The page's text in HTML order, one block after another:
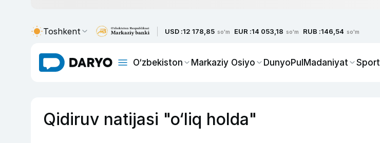
Toshkent USD :12 178,85 so'm EUR :14 053,18 so'm RUB :146,54 so'm
O‘zbekiston Markaziy Osiyo DunyoPulMadaniyat Sport
Qidiruv natijasi "o‘liq holda"